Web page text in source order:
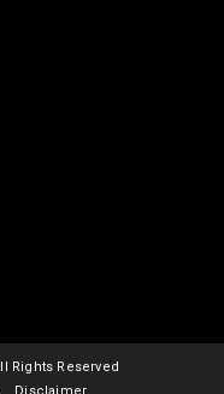
Rights Reserved
Disclaimer